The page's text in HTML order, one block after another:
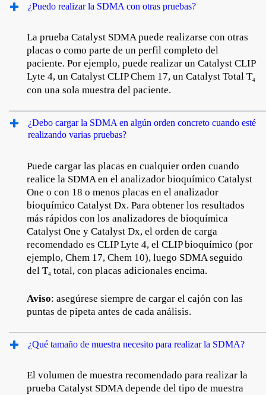
¿Puedo realizar la SDMA con otras pruebas?
La prueba Catalyst SDMA puede realizarse con otras
placas o como parte de un perfil completo del
paciente. Por ejemplo, puede realizar un Catalyst CLIP
Lyte 4, un Catalyst CLIP Chem 17, un Catalyst Total T4
con una sola muestra del paciente.
¿Debo cargar la SDMA en algún orden concreto cuando esté
realizando varias pruebas?
Puede cargar las placas en cualquier orden cuando
realice la SDMA en el analizador bioquímico Catalyst
One o con 18 o menos placas en el analizador
bioquímico Catalyst Dx. Para obtener los resultados
más rápidos con los analizadores de bioquímica
Catalyst One y Catalyst Dx, el orden de carga
recomendado es CLIP Lyte 4, el CLIP bioquímico (por
ejemplo, Chem 17, Chem 10), luego SDMA seguido
del T4 total, con placas adicionales encima.
Aviso: asegúrese siempre de cargar el cajón con las
puntas de pipeta antes de cada análisis.
¿Qué tamaño de muestra necesito para realizar la SDMA?
El volumen de muestra recomendado para realizar la
prueba Catalyst SDMA depende del tipo de muestra